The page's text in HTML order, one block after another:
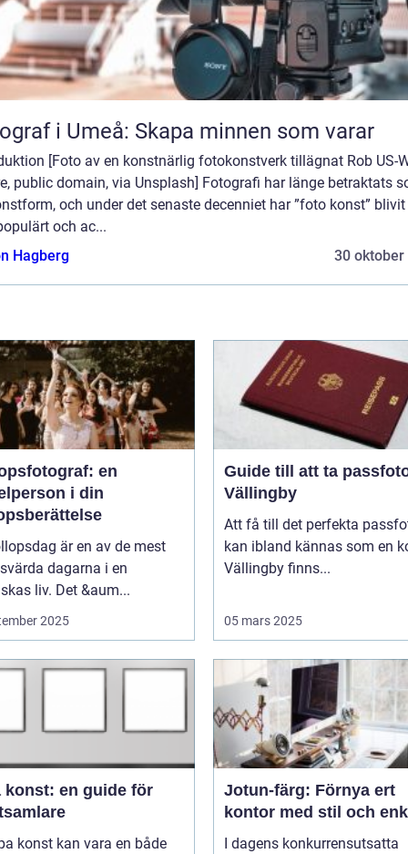
i Umeå: Skapa minnen som varar
[Foto av en konstnärlig fotokonstverk tillägnat Rob US-
public domain, via Unsplash] Fotografi har länge betraktats
och under det senaste decenniet har ”foto konst”
och ac...
Hagberg
30 oktober
en
i din
är en av de mest
dagarna i en
liv. Det &aum...
2025
Guide till att ta
Vällingby
Att få till det perfekta
kan ibland kännas som en
Vällingby finns...
05 mars 2025
konst: en guide för
konst kan vara en både
Jotun-färg: Förnya ert
kontor med stil och
I dagens konkurrensutsatta